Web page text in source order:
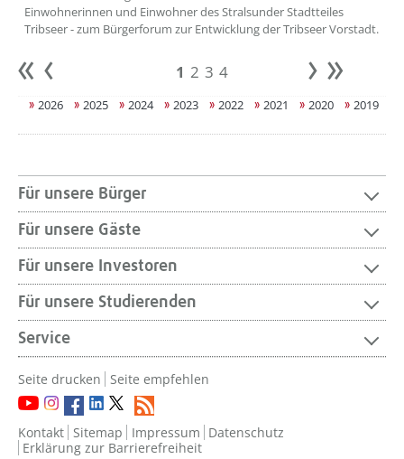
Einwohnerinnen und Einwohner des Stralsunder Stadtteiles
Tribseer - zum Bürgerforum zur Entwicklung der Tribseer Vorstadt.
Anfang 1 2 3 4 weiter
2026 2025 2024 2023 2022 2021 2020 2019
Für unsere Bürger
Für unsere Gäste
Für unsere Investoren
Für unsere Studierenden
Service
Seite drucken Seite empfehlen
Kontakt Sitemap Impressum Datenschutz
Erklärung zur Barrierefreiheit